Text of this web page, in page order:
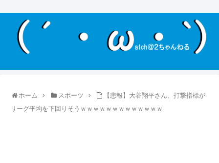
ホーム スポーツ
【悲報】大谷翔平さん、打撃指標が
リーグ平均を下回りそうｗｗｗｗｗｗｗｗｗｗｗｗｗ